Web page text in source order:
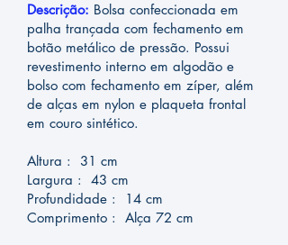
Descrição: Bolsa confeccionada em
palha trançada com fechamento em
botão metálico de pressão. Possui
revestimento interno em algodão e
bolso com fechamento em zíper, além
de alças em nylon e plaqueta frontal
em couro sintético.
Altura : 31 cm
Largura : 43 cm
Profundidade : 14 cm
Comprimento : Alça 72 cm